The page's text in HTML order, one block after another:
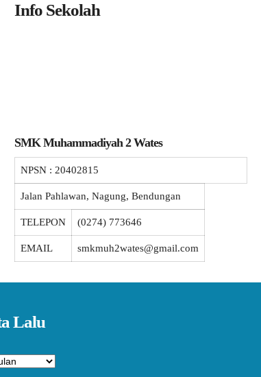
Info Sekolah
SMK Muhammadiyah 2 Wates
NPSN : 20402815
Jalan Pahlawan, Nagung, Bendungan
TELEPON (0274) 773646
EMAIL smkmuh2wates@gmail.com
Lalu